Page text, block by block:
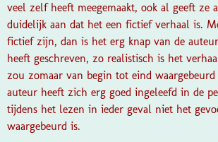
veel zelf heeft meegemaakt, ook al geeft ze
duidelijk aan dat het een fictief verhaal is.
fictief zijn, dan is het erg knap van de
heeft geschreven, zo realistisch is het
zou zomaar van begin tot eind
auteur heeft zich erg goed ingeleefd in de
tijdens het lezen in ieder geval niet het
waargebeurd is.